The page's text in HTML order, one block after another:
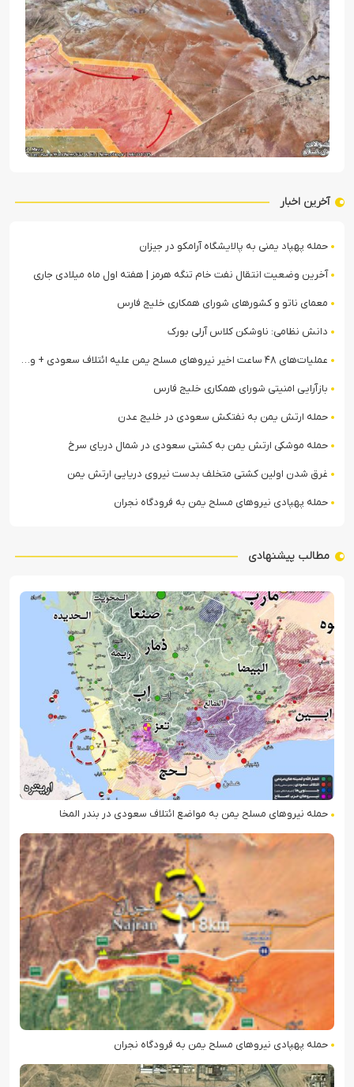
آخرین اخبار
حمله پهپاد یمنی به پالایشگاه آرامکو در جیزان
آخرین وضعیت انتقال نفت خام تنگه هرمز | هفته اول ماه میلادی جاری
معمای ناتو و کشورهای شورای همکاری خلیج فارس
دانش نظامی: ناوشکن کلاس آرلی بورک
عملیات‌های ۴۸ ساعت اخیر نیروهای مسلح یمن علیه ائتلاف سعودی + ویدیو
بازآرایی امنیتی شورای همکاری خلیج فارس
حمله ارتش یمن به نفتکش سعودی در خلیج عدن
حمله موشکی ارتش یمن به کشتی سعودی در شمال دریای سرخ
غرق شدن اولین کشتی متخلف بدست نیروی دریایی ارتش یمن
حمله پهپادی نیروهای مسلح یمن به فرودگاه نجران
مطالب پیشنهادی
حمله نیروهای مسلح یمن به مواضع ائتلاف سعودی در بندر المخا
حمله پهپادی نیروهای مسلح یمن به فرودگاه نجران